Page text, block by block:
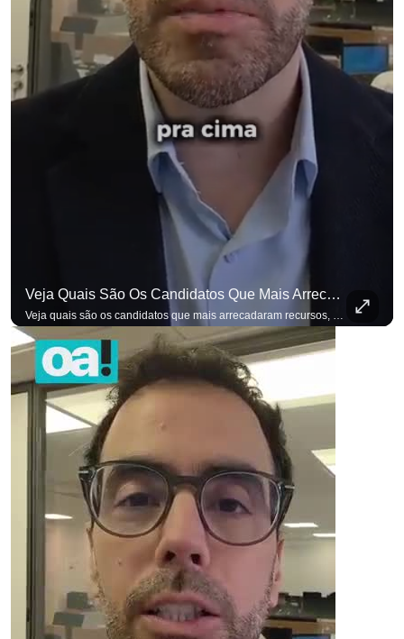
Veja Quais São Os Candidatos Que Mais Arrecadaram Recursos, Até Agora, Por Meio De Vaquinhas Eleito
Veja quais são os candidatos que mais arrecadaram recursos, até agora, por meio de vaquinhas eleitorais. #OAntagonista Se você busca informação com credibilidade, inscreva-se agora e ative o